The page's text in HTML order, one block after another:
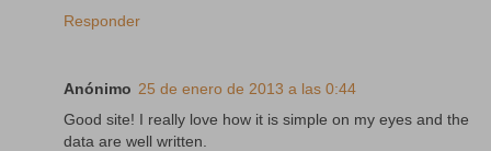
Responder
Anónimo 25 de enero de 2013 a las 0:44
Good site! I really love how it is simple on my eyes and the
data are well written.